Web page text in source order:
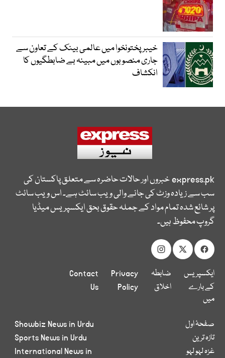
خیبرپختونخوا میں عالمی بینک کے تعاون سے
جاری منصوبوں میں مبینہ بے ضابطگیوں کا
انکشاف
express.pkخبروں اور حالات حاضرہ سے متعلق پاکستان کی
سب سے زیادہ وزٹ کی جانے والی ویب سائٹ ہے۔ اس ویب سائٹ
پر شائع شدہ تمام مواد کے جملہ حقوق بحق ایکسپریس میڈیا
گروپ محفوظ ہیں۔
ایکسپریس
کے بارے
میں
ضابطہ
اخلاق
Privacy
Policy
Contact
Us
صفحۂ اول
تازہ ترین
غزہ لہو لہو
Showbiz News in Urdu
Sports News in Urdu
International News in